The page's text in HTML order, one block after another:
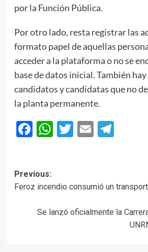
por la Función Pública.
Por otro lado, resta registrar las
formato papel de aquellas
acceder a la plataforma o no se
base de datos inicial. También
candidatos y candidatas que no
la planta permanente.
Facebook
WhatsApp
Twitter
Email
Post
navigation
Previous:
Feroz incendio consumió un
Se lanzó oficialmente la